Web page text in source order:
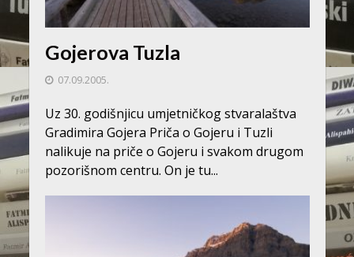
Gojerova Tuzla
07.09.2005.
Uz 30. godišnjicu umjetničkog stvaralaštva
Gradimira Gojera Priča o Gojeru i Tuzli
nalikuje na priče o Gojeru i svakom drugom
pozorišnom centru. On je tu...